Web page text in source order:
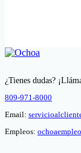
¿Tienes dudas?
809-971-8000
Email:
Empleos: